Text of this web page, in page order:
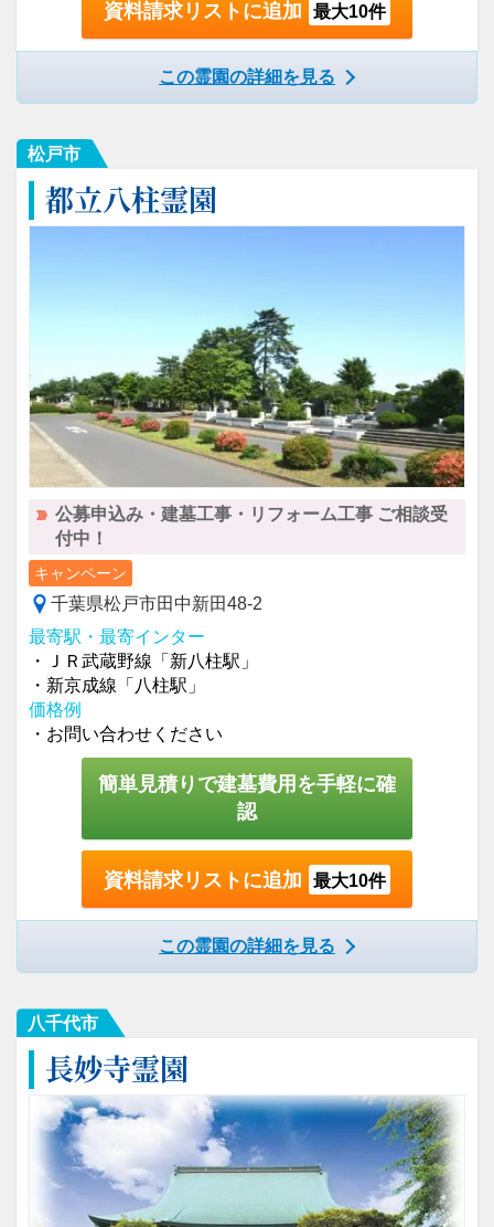
資料請求リストに追加 最大10件
この霊園の詳細を見る
松戸市
都立八柱霊園
公募申込み・建墓工事・リフォーム工事 ご相談受
付中！
キャンペーン
千葉県松戸市田中新田48-2
最寄駅・最寄インター
・ＪＲ武蔵野線「新八柱駅」
・新京成線「八柱駅」
価格例
・お問い合わせください
簡単見積りで建墓費用を手軽に確
認
資料請求リストに追加 最大10件
この霊園の詳細を見る
八千代市
長妙寺霊園